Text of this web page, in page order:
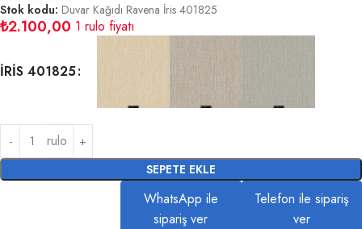
Stok kodu: Duvar Kağıdı Ravena İris 401825
₺2.100,00 1 rulo fiyatı
İRİS 401825
rulo
SEPETE EKLE
WhatsApp ile
sipariş ver
Telefon ile sipariş
ver